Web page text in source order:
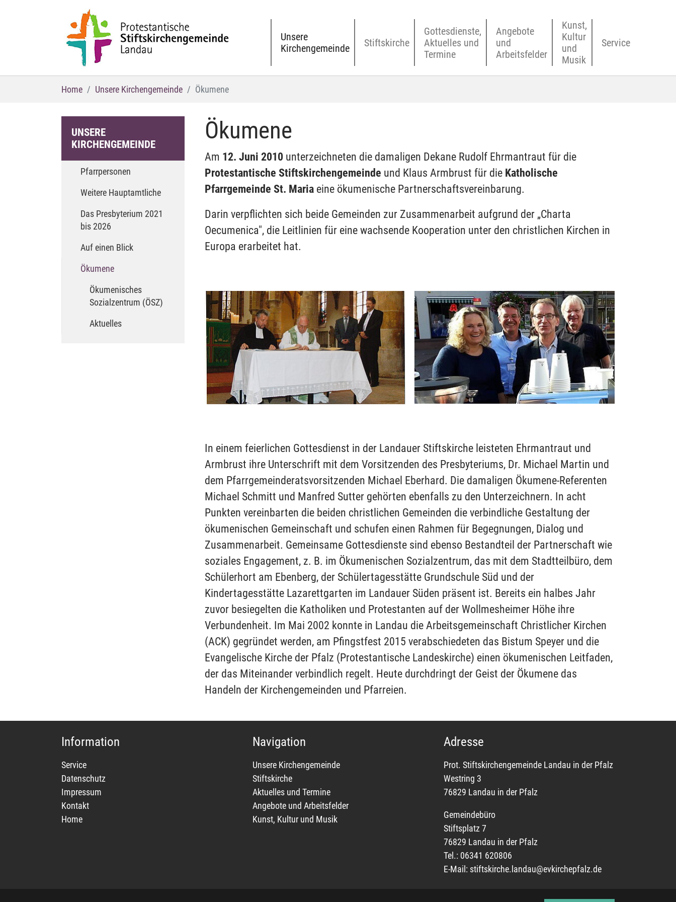
Unsere
Kirchengemeinde
Stiftskirche
Gottesdienste,
Aktuelles und
Termine
Angebote
und
Arbeitsfelder
Kunst,
Kultur
und
Musik
Service
Home Unsere Kirchengemeinde Ökumene
UNSERE
KIRCHENGEMEINDE
Pfarrpersonen
Weitere Hauptamtliche
Das Presbyterium 2021
bis 2026
Auf einen Blick
Ökumene(current)
Ökumenisches
Sozialzentrum (ÖSZ)
Aktuelles
Ökumene
Am 12. Juni 2010 unterzeichneten die damaligen Dekane Rudolf Ehrmantraut für die
Protestantische Stiftskirchengemeinde und Klaus Armbrust für die Katholische
Pfarrgemeinde St. Maria eine ökumenische Partnerschaftsvereinbarung.
Darin verpflichten sich beide Gemeinden zur Zusammenarbeit aufgrund der „Charta
Oecumenica", die Leitlinien für eine wachsende Kooperation unter den christlichen Kirchen in
Europa erarbeitet hat.
In einem feierlichen Gottesdienst in der Landauer Stiftskirche leisteten Ehrmantraut und
Armbrust ihre Unterschrift mit dem Vorsitzenden des Presbyteriums, Dr. Michael Martin und
dem Pfarrgemeinderatsvorsitzenden Michael Eberhard. Die damaligen Ökumene-Referenten
Michael Schmitt und Manfred Sutter gehörten ebenfalls zu den Unterzeichnern. In acht
Punkten vereinbarten die beiden christlichen Gemeinden die verbindliche Gestaltung der
ökumenischen Gemeinschaft und schufen einen Rahmen für Begegnungen, Dialog und
Zusammenarbeit. Gemeinsame Gottesdienste sind ebenso Bestandteil der Partnerschaft wie
soziales Engagement, z. B. im Ökumenischen Sozialzentrum, das mit dem Stadtteilbüro, dem
Schülerhort am Ebenberg, der Schülertagesstätte Grundschule Süd und der
Kindertagesstätte Lazarettgarten im Landauer Süden präsent ist. Bereits ein halbes Jahr
zuvor besiegelten die Katholiken und Protestanten auf der Wollmesheimer Höhe ihre
Verbundenheit. Im Mai 2002 konnte in Landau die Arbeitsgemeinschaft Christlicher Kirchen
(ACK) gegründet werden, am Pfingstfest 2015 verabschiedeten das Bistum Speyer und die
Evangelische Kirche der Pfalz (Protestantische Landeskirche) einen ökumenischen Leitfaden,
der das Miteinander verbindlich regelt. Heute durchdringt der Geist der Ökumene das
Handeln der Kirchengemeinden und Pfarreien.
Information
Service
Datenschutz
Impressum
Kontakt
Home
Navigation
Unsere Kirchengemeinde
Stiftskirche
Aktuelles und Termine
Angebote und Arbeitsfelder
Kunst, Kultur und Musik
Adresse
Prot. Stiftskirchengemeinde Landau in der Pfalz
Westring 3
76829 Landau in der Pfalz
Gemeindebüro
Stiftsplatz 7
76829 Landau in der Pfalz
Tel.: 06341 620806
E-Mail: stiftskirche.landau@evkirchepfalz.de